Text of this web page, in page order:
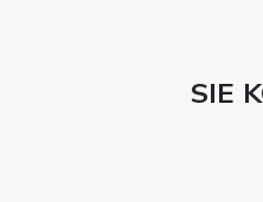
SIE